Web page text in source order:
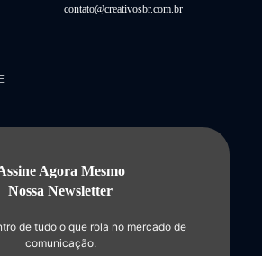
contato@creativosbr.com.br
Agora Mesmo
Nossa Newsletter
de tudo o que rola no mercado de
comunicação.